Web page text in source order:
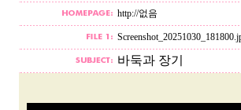
http://없음
바둑과 장기